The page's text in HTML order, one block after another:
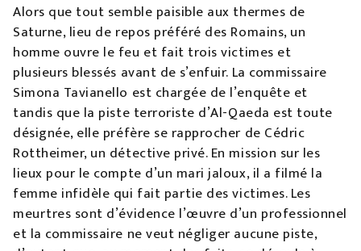
Alors que tout semble paisible aux thermes de
Saturne, lieu de repos préféré des Romains, un
homme ouvre le feu et fait trois victimes et
plusieurs blessés avant de s’enfuir. La commissaire
Simona Tavianello est chargée de l’enquête et
tandis que la piste terroriste d’Al-Qaeda est toute
désignée, elle préfère se rapprocher de Cédric
Rottheimer, un détective privé. En mission sur les
lieux pour le compte d’un mari jaloux, il a filmé la
femme infidèle qui fait partie des victimes. Les
meurtres sont d’évidence l’œuvre d’un professionnel
et la commissaire ne veut négliger aucune piste,